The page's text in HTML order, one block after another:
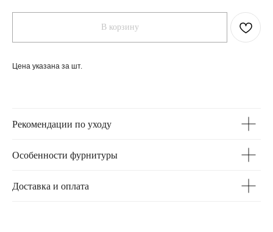
В корзину
Цена указана за шт.
Рекомендации по уходу
Особенности фурнитуры
Доставка и оплата